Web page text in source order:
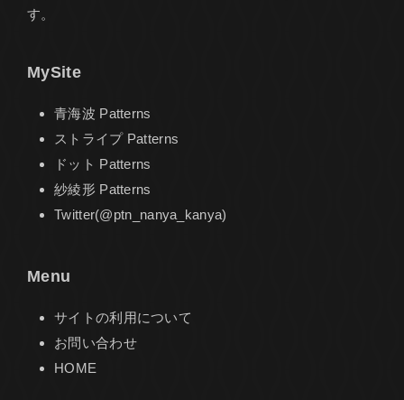
す。
MySite
青海波 Patterns
ストライプ Patterns
ドット Patterns
紗綾形 Patterns
Twitter(@ptn_nanya_kanya)
Menu
サイトの利用について
お問い合わせ
HOME